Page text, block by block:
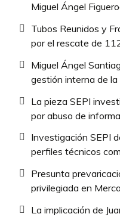
Miguel Ángel
Tubos Reunidos y
por el rescate de
Miguel Ángel
gestión interna de la
La pieza SEPI
por abuso de
Investigación SEPI
perfiles técnicos
Presunta
privilegiada en
La implicación de